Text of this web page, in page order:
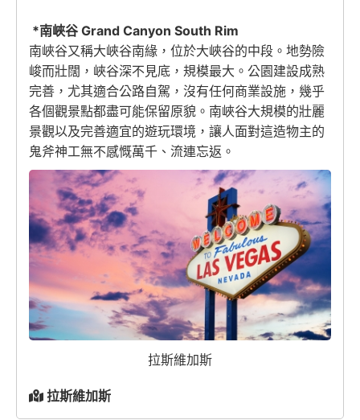
*南峽谷 Grand Canyon South Rim
南峽谷又稱大峽谷南緣，位於大峽谷的中段。地勢險
峻而壯闊，峽谷深不見底，規模最大。公園建設成熟
完善，尤其適合公路自駕，沒有任何商業設施，幾乎
各個觀景點都盡可能保留原貌。南峽谷大規模的壯麗
景觀以及完善適宜的遊玩環境，讓人面對這造物主的
鬼斧神工無不感慨萬千、流連忘返。
拉斯維加斯
拉斯維加斯